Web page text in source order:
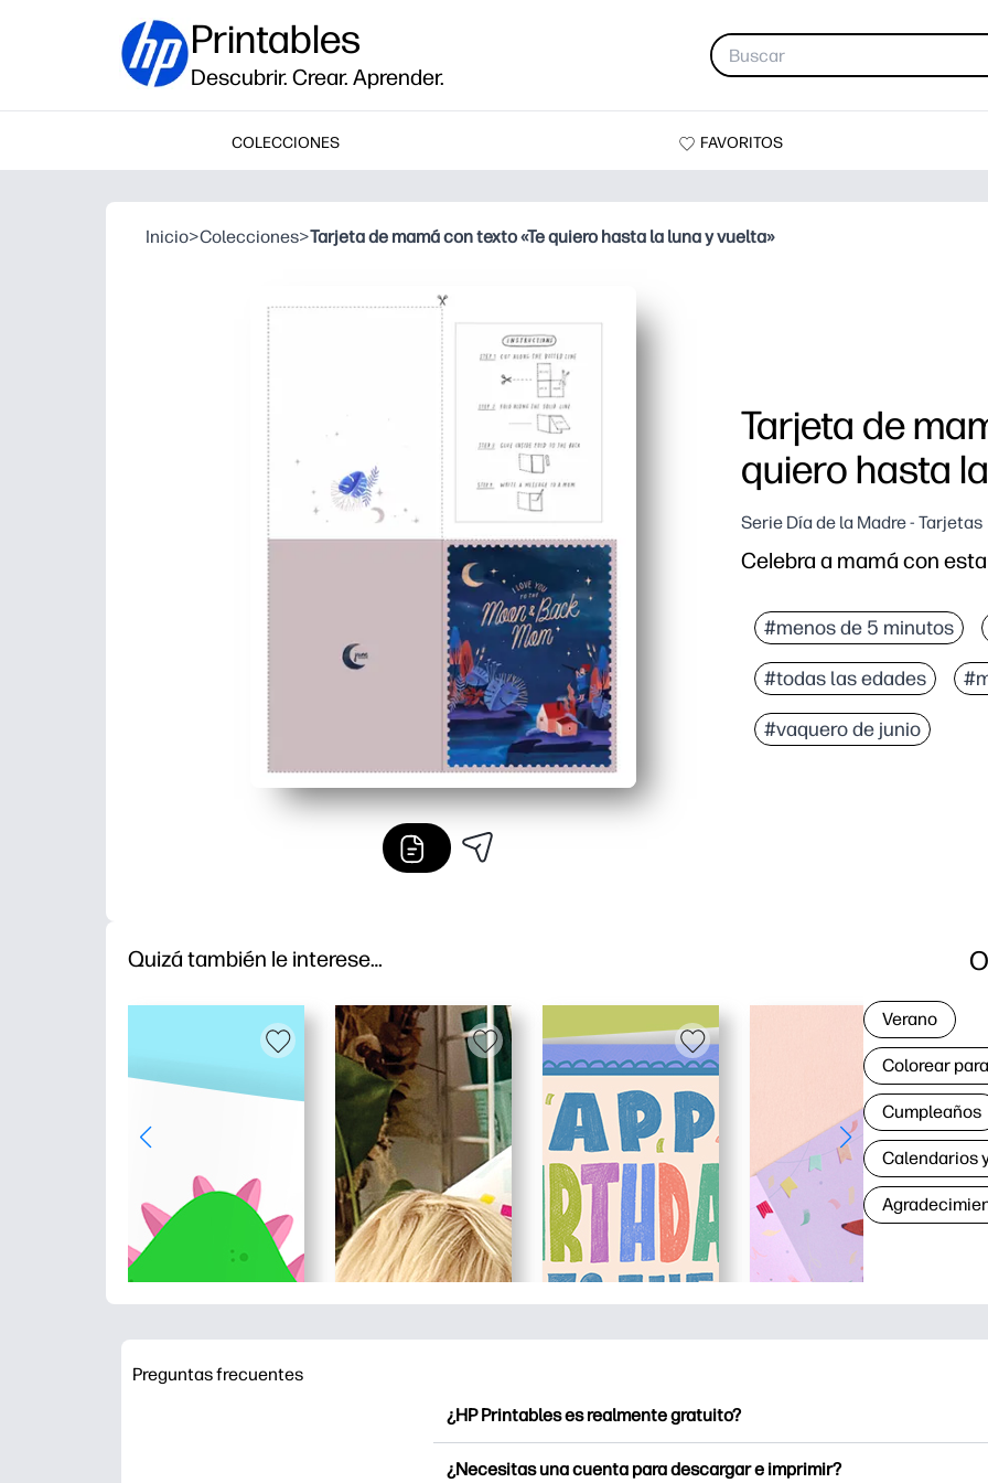
Printables
Descubrir. Crear. Aprender.
COLECCIONES FAVORITOS
Inicio>Colecciones>Tarjeta de mamá con texto «Te quiero hasta la luna y vuelta»
Tarjeta de
quiero hasta
Serie Día de la Madre - Tarjetas
Celebra a mamá con
Puedes imprimir en
La elegante obra de
Amplio espacio
El diseño simple de
#menos de 5 minutos
#todas las edades
#vaquero de junio
Quizá también le interese…
Verano
Colorear
Cumpleaños
Calendarios
Preguntas frecuentes
¿HP Printables es realmente gratuito?
¿Necesitas una cuenta para descargar e imprimir?